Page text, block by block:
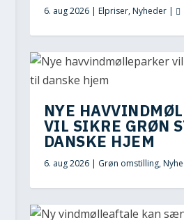
6. aug 2026| Elpriser,Nyheder|
NYE
VIL SIKRE GRØN
DANSKE HJEM
6. aug 2026| Grøn omstilling,